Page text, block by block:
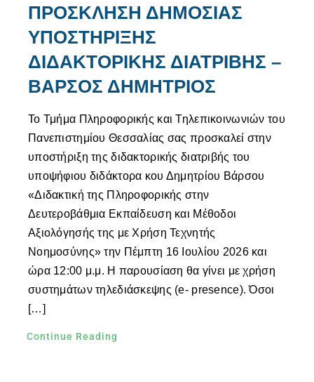
ΠΡΟΣΚΛΗΣΗ ΔΗΜΟΣΙΑΣ
ΥΠΟΣΤΗΡΙΞΗΣ
ΔΙΔΑΚΤΟΡΙΚΗΣ ΔΙΑΤΡΙΒΗΣ –
ΒΑΡΣΟΣ ΔΗΜΗΤΡΙΟΣ
Το Τμήμα Πληροφορικής και Τηλεπικοινωνιών του
Πανεπιστημίου Θεσσαλίας σας προσκαλεί στην
υποστήριξη της διδακτορικής διατριβής του
υποψήφιου διδάκτορα κου Δημητρίου Βάρσου
«Διδακτική της Πληροφορικής στην
Δευτεροβάθμια Εκπαίδευση και Μέθοδοι
Αξιολόγησής της με Χρήση Τεχνητής
Νοημοσύνης» την Πέμπτη 16 Ιουλίου 2026 και
ώρα 12:00 μ.μ. Η παρουσίαση θα γίνει με χρήση
συστημάτων τηλεδιάσκεψης (e- presence). Όσοι
[…]
Continue Reading